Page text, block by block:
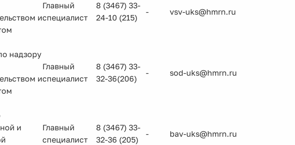
и
Главный
специалист
8 (3467) 33-
24-10 (215)
- vsv-uks@hmrn.ru
надзору
и
Главный
специалист
8 (3467) 33-
32-36(206)
- sod-uks@hmrn.ru
и
Главный
специалист
8 (3467) 33-
32-36 (205)
- bav-uks@hmrn.ru